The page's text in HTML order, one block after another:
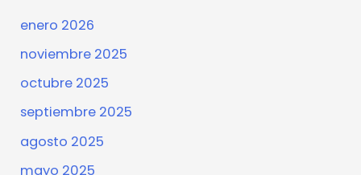
enero 2026
noviembre 2025
octubre 2025
septiembre 2025
agosto 2025
mayo 2025